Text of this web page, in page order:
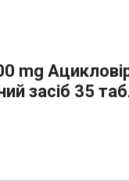
mg
засіб 35